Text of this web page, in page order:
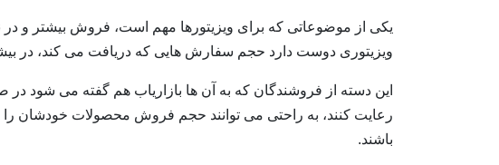
یکی از موضوعاتی که برای ویزیتورها مهم است، فروش بیشتر و در
ویزیتوری دوست دارد حجم سفارش هایی که دریافت می کند، در
این دسته از فروشندگان که به آن ها بازاریاب هم گفته می شود
رعایت کنند، به راحتی می توانند حجم فروش محصولات خودشان را
باشند.